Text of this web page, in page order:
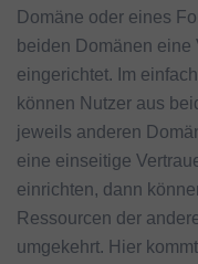
Domäne oder eines
beiden Domänen eine
eingerichtet. Im
können Nutzer aus
jeweils anderen
eine einseitige
einrichten, dann
Ressourcen der
umgekehrt. Hier